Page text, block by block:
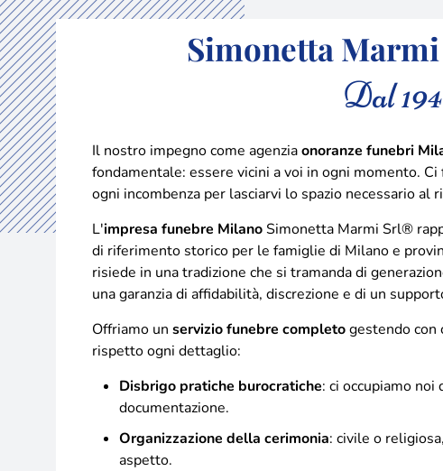
Simonetta
Dal
Il nostro impegno come agenziaonoranze funebri
fondamentale: essere vicini a voi in ogni momento. Ci
ogni incombenza per lasciarvi lo spazio necessario al
L'impresa funebre MilanoSimonetta Marmi Srl®
di riferimento storico per le famiglie di Milano e
risiede in una tradizione che si tramanda di
una garanzia di affidabilità, discrezione e di un
Offriamo un servizio funebre completogestendo con
rispetto ogni dettaglio:
Disbrigo pratiche burocratiche: ci occupiamo noi
documentazione.
Organizzazione della cerimonia: civile o
aspetto.